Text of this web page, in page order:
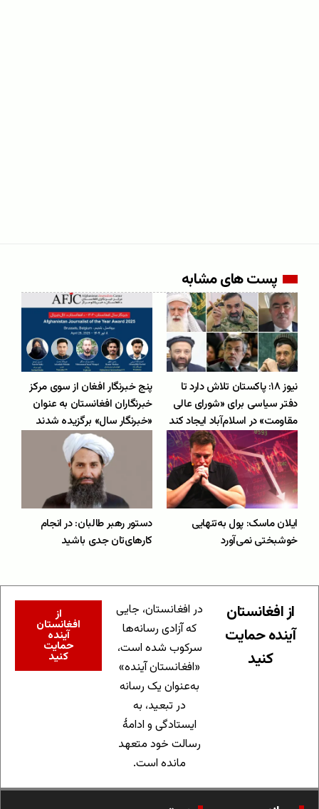
پست های مشابه
نیوز ۱۸: پاکستان تلاش دارد تا
دفتر سیاسی برای «شورای عالی
مقاومت» در اسلام‌آباد ایجاد کند
پنج خبرنگار افغان از سوی مرکز
خبرنگاران افغانستان به عنوان
«خبرنگار سال» برگزیده شدند
ایلان ماسک: پول به‌تنهایی
خوشبختی نمی‌آورد
دستور رهبر طالبان: در انجام
کارهای‌تان جدی باشید
از افغانستان
آینده حمایت
کنید
در افغانستان، جایی
که آزادی رسانه‌ها
سرکوب شده است،
«افغانستان آینده»
به‌عنوان یک رسانه
در تبعید، به
ایستادگی و ادامهٔ
رسالت خود متعهد
مانده است.
از
افغانستان
آینده
حمایت
کنید